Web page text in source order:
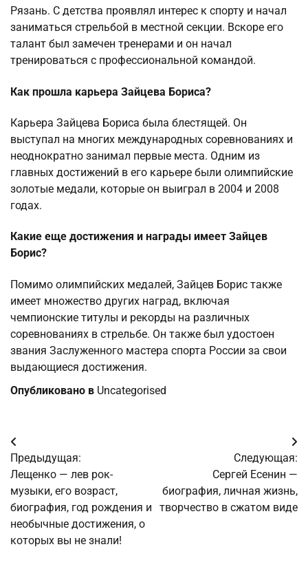
Рязань. С детства проявлял интерес к спорту и начал
заниматься стрельбой в местной секции. Вскоре его
талант был замечен тренерами и он начал
тренироваться с профессиональной командой.
Как прошла карьера Зайцева Бориса?
Карьера Зайцева Бориса была блестящей. Он
выступал на многих международных соревнованиях и
неоднократно занимал первые места. Одним из
главных достижений в его карьере были олимпийские
золотые медали, которые он выиграл в 2004 и 2008
годах.
Какие еще достижения и награды имеет Зайцев
Борис?
Помимо олимпийских медалей, Зайцев Борис также
имеет множество других наград, включая
чемпионские титулы и рекорды на различных
соревнованиях в стрельбе. Он также был удостоен
звания Заслуженного мастера спорта России за свои
выдающиеся достижения.
Опубликовано в Uncategorised
Навигация
по
записям
Предыдущая:
Лещенко — лев рок-
музыки, его возраст,
биография, год рождения и
необычные достижения, о
которых вы не знали!
Следующая:
Сергей Есенин —
биография, личная жизнь,
творчество в сжатом виде